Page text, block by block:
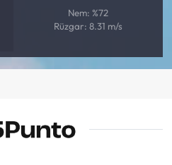
Nem: %72
Rüzgar: 8.31 m/s